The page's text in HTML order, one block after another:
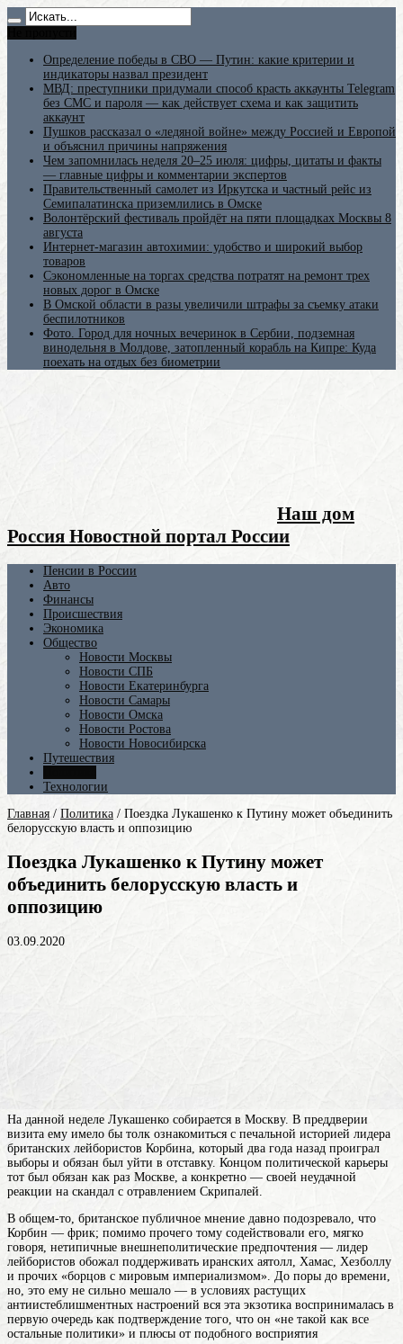
Определение победы в СВО — Путин: какие критерии и
индикаторы назвал президент
МВД: преступники придумали способ красть аккаунты Telegram
без СМС и пароля — как действует схема и как защитить
аккаунт
Пушков рассказал о «ледяной войне» между Россией и Европой
и объяснил причины напряжения
Чем запомнилась неделя 20–25 июля: цифры, цитаты и факты
— главные цифры и комментарии экспертов
Правительственный самолет из Иркутска и частный рейс из
Семипалатинска приземлились в Омске
Волонтёрский фестиваль пройдёт на пяти площадках Москвы 8
августа
Интернет-магазин автохимии: удобство и широкий выбор
товаров
Сэкономленные на торгах средства потратят на ремонт трех
новых дорог в Омске
В Омской области в разы увеличили штрафы за съемку атаки
беспилотников
Фото. Город для ночных вечеринок в Сербии, подземная
винодельня в Молдове, затопленный корабль на Кипре: Куда
поехать на отдых без биометрии
Наш дом
Россия Новостной портал России
Пенсии в России
Авто
Финансы
Происшествия
Экономика
Общество
Новости Москвы
Новости СПБ
Новости Екатеринбурга
Новости Самары
Новости Омска
Новости Ростова
Новости Новосибирска
Путешествия
Технологии
Главная / Политика / Поездка Лукашенко к Путину может объединить
белорусскую власть и оппозицию
Поездка Лукашенко к Путину может
объединить белорусскую власть и
оппозицию
03.09.2020
На данной неделе Лукашенко собирается в Москву. В преддверии
визита ему имело бы толк ознакомиться с печальной историей лидера
британских лейбористов Корбина, который два года назад проиграл
выборы и обязан был уйти в отставку. Концом политической карьеры
тот был обязан как раз Москве, а конкретно — своей неудачной
реакции на скандал с отравлением Скрипалей.
В общем-то, британское публичное мнение давно подозревало, что
Корбин — фрик; помимо прочего тому содействовали его, мягко
говоря, нетипичные внешнеполитические предпочтения — лидер
лейбористов обожал поддерживать иранских аятолл, Хамас, Хезболлу
и прочих «борцов с мировым империализмом». До поры до времени,
но, это ему не сильно мешало — в условиях растущих
антиистеблишментных настроений вся эта экзотика воспринималась в
первую очередь как подтверждение того, что он «не такой как все
остальные политики» и плюсы от подобного восприятия